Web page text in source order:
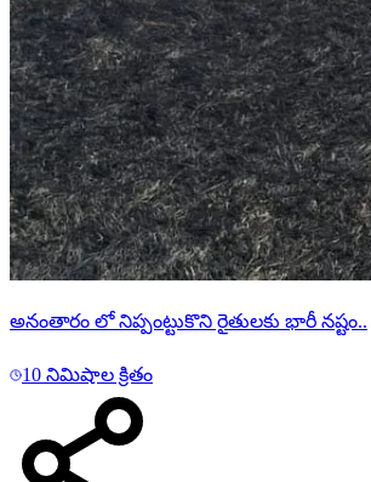
అనంతారం లో నిప్పంట్టుకొని రైతులకు భారీ నష్టం..
10 నిమిషాల క్రితం